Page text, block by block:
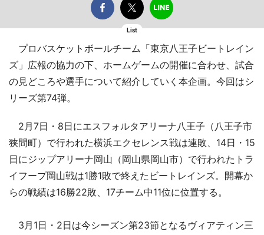
List
プロバスケットボールチーム「東京八王子ビートレイン
ズ」広報の協力の下、ホームゲームの開催に合わせ、試合
の見どころや選手について紹介していく本企画。今回はシ
リーズ第74弾。
2月7日・8日にエスフォルタアリーナ八王子（八王子市
狭間町）で行われた横浜エクセレンス戦は連敗、14日・15
日にジップアリーナ岡山（岡山県岡山市）で行われたトラ
イフープ岡山戦は1勝1敗で終えたビートレインズ。開幕か
らの戦績は16勝22敗、17チーム中11位に位置する。
3月1日・2日は今シーズン第23節となるヴィアティン三